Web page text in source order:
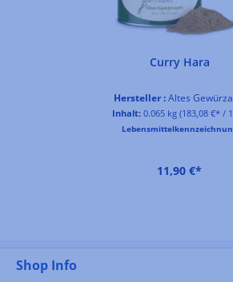
Curry Hara
Hersteller :Altes
Inhalt: 0.065 kg (183,08 €* /
11,90 €*
Shop Info